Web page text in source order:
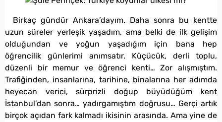
Birkaç gündür Ankara’dayım. Daha sonra bu kentte
uzun süreler yerleşik yaşadım, ama belki de ilk gelişim
olduğundan ve yoğun yaşadığım için bana hep
öğrencilik günlerimi anımsatır. Küçücük, derli toplu,
düzenli bir memur ve öğrenci kenti… Zor alışmıştım.
Trafiğinden, insanlarına, tarihine, binalarına her adımda
heyecan verici, sürprizli doğup büyüdüğüm kent
İstanbul’dan sonra… yadırgamıştım doğrusu… Gerçi artık
birçok açıdan fark kalmadı ikisinin arasında. Ama yine de